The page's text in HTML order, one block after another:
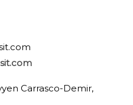
Carrasco-Demir,